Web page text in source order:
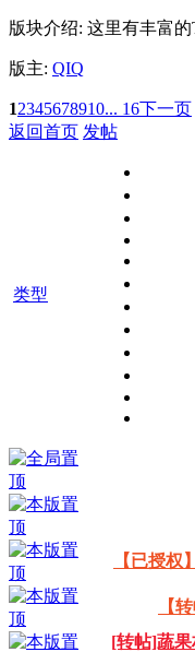
版块介绍: 这里有丰富
版主: QIQ
12345678910... 16下一页
返回首页 发帖
类型
【已授
【
[转帖]蔬